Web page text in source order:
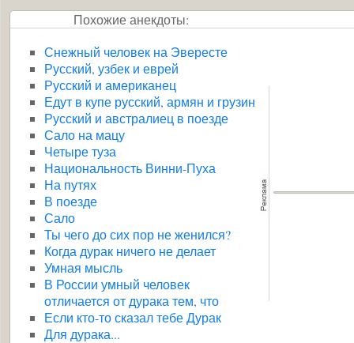
Похожие анекдоты:
Снежный человек на Эвересте
Русский, узбек и еврей
Русский и американец
Едут в купе русский, армян и грузин
Русский и австралиец в поезде
Сало на мацу
Четыре туза
Национальность Винни-Пуха
На путях
В поезде
Сало
Ты чего до сих пор не женился?
Когда дурак ничего не делает
Умная мысль
В России умный человек
отличается от дурака тем, что
Если кто-то сказал тебе Дурак
Для дурака...